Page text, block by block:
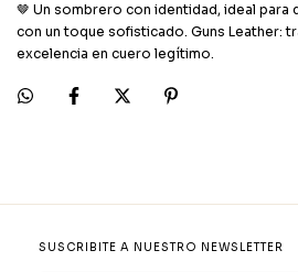
🤎 Un sombrero con identidad, ideal para
con un toque sofisticado. Guns Leather:
excelencia en cuero legítimo.
SUSCRIBITE A NUESTRO NEWSLETTER